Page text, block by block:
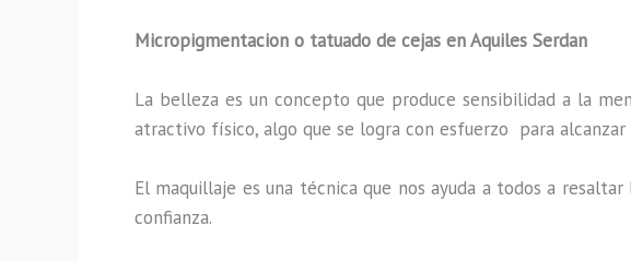
Micropigmentacion o tatuado de cejas en Aquiles Serdan
La belleza es un concepto que produce sensibilidad a la
atractivo físico, algo que se logra con esfuerzo para
El maquillaje es una técnica que nos ayuda a todos a
confianza.